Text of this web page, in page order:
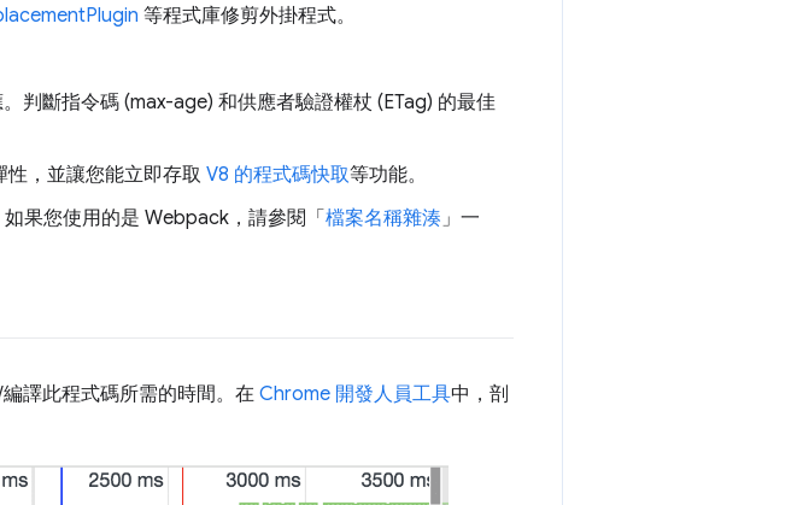
等程式庫修剪外掛程式。
判斷指令碼 (max-age) 和供應者驗證權杖 (ETag) 的最佳
，並讓您能立即存取 V8 的程式碼快取等功能。
果您使用的是 Webpack，請參閱「 檔案名稱雜湊」一
譯此程式碼所需的時間。 在 Chrome 開發人員工具中，剖